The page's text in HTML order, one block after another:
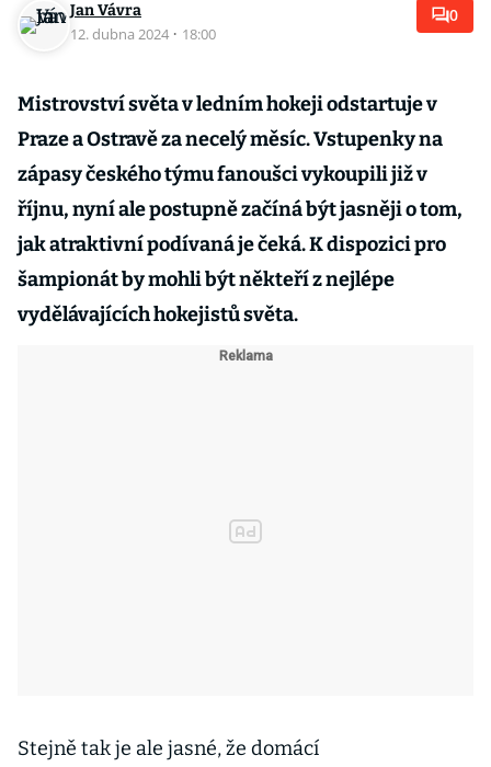
Jan Vávra
12. dubna 2024 · 18:00
0
Mistrovství světa v ledním hokeji odstartuje v
Praze a Ostravě za necelý měsíc. Vstupenky na
zápasy českého týmu fanoušci vykoupili již v
říjnu, nyní ale postupně začíná být jasněji o tom,
jak atraktivní podívaná je čeká. K dispozici pro
šampionát by mohli být někteří z nejlépe
vydělávajících hokejistů světa.
Stejně tak je ale jasné, že domácí